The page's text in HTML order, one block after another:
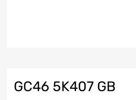
GC46 5K407 GB